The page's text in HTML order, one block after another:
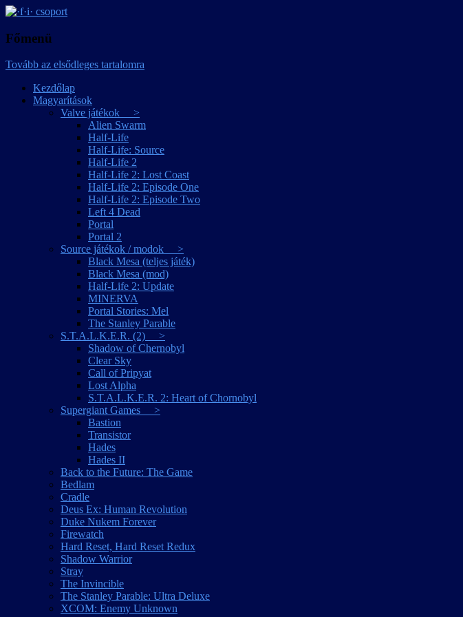
·f·i· csoport
Főmenü
Tovább az elsődleges tartalomra
Kezdőlap
Magyarítások
Valve játékok >
Alien Swarm
Half-Life
Half-Life: Source
Half-Life 2
Half-Life 2: Lost Coast
Half-Life 2: Episode One
Half-Life 2: Episode Two
Left 4 Dead
Portal
Portal 2
Source játékok / modok >
Black Mesa (teljes játék)
Black Mesa (mod)
Half-Life 2: Update
MINERVA
Portal Stories: Mel
The Stanley Parable
S.T.A.L.K.E.R. (2) >
Shadow of Chernobyl
Clear Sky
Call of Pripyat
Lost Alpha
S.T.A.L.K.E.R. 2: Heart of Chornobyl
Supergiant Games >
Bastion
Transistor
Hades
Hades II
Back to the Future: The Game
Bedlam
Cradle
Deus Ex: Human Revolution
Duke Nukem Forever
Firewatch
Hard Reset, Hard Reset Redux
Shadow Warrior
Stray
The Invincible
The Stanley Parable: Ultra Deluxe
XCOM: Enemy Unknown